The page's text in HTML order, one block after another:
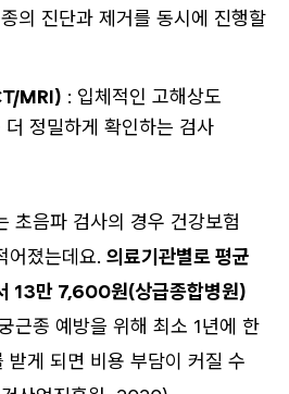
의 진단과 제거를 동시에 진행할
MRI) : 입체적인 고해상도
정밀하게 확인하는 검사
초음파 검사의 경우 건강보험
어졌는데요. 의료기관별로 평균
13만 7,600원(상급종합병원)
근종 예방을 위해 최소 1년에 한
받게 되면 비용 부담이 커질 수